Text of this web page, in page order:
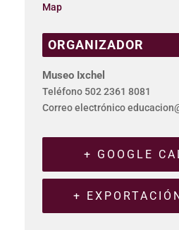
Map
ORGANIZADOR
Museo Ixchel
Teléfono 502 2361 8081
Correo electrónico
+ GOOGLE
+